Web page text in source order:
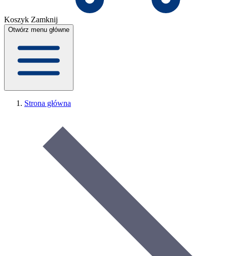
Koszyk Zamknij
Otwórz menu główne
Strona główna